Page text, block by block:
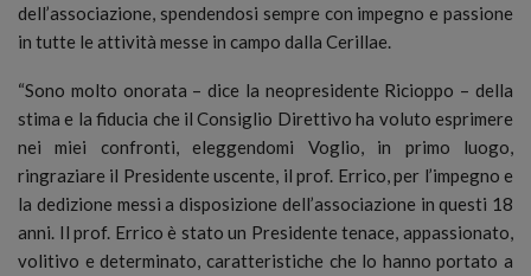
dell’associazione, spendendosi sempre con impegno e passione
in tutte le attività messe in campo dalla Cerillae.
“Sono molto onorata – dice la neopresidente Ricioppo – della
stima e la fiducia che il Consiglio Direttivo ha voluto esprimere
nei miei confronti, eleggendomi Voglio, in primo luogo,
ringraziare il Presidente uscente, il prof. Errico, per l’impegno e
la dedizione messi a disposizione dell’associazione in questi 18
anni. Il prof. Errico è stato un Presidente tenace, appassionato,
volitivo e determinato, caratteristiche che lo hanno portato a